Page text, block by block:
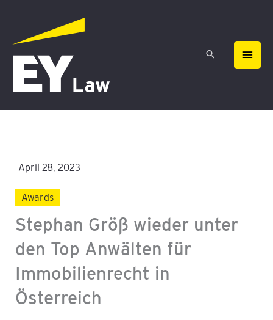
springen
April 28, 2023
Awards
Stephan Größ wieder unter
den Top Anwälten für
Immobilienrecht in
Österreich